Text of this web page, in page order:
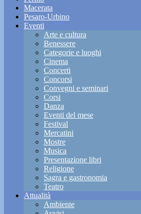
Macerata
Pesaro-Urbino
Eventi
Arte e cultura
Benessere
Categorie e luoghi
Cinema
Concerti
Concorsi
Convegni e seminari
Corsi
Danza
Eventi del mese
Festival
Mercatini
Mostre
Musica
Presentazione libri
Religione
Sagra e gastronomia
Teatro
Attualità
Ambiente